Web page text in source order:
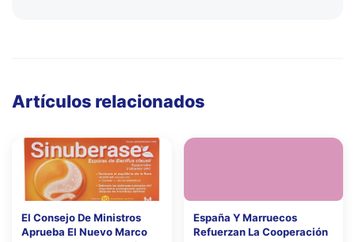
Artículos relacionados
El Consejo De Ministros
Aprueba El Nuevo Marco
España Y Marruecos
Refuerzan La Cooperación